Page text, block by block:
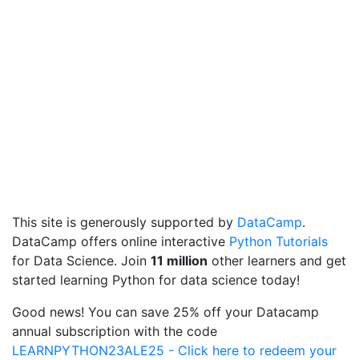
This site is generously supported by DataCamp.
DataCamp offers online interactive Python Tutorials
for Data Science. Join 11 million other learners and get
started learning Python for data science today!
Good news! You can save 25% off your Datacamp
annual subscription with the code
LEARNPYTHON23ALE25 - Click here to redeem your